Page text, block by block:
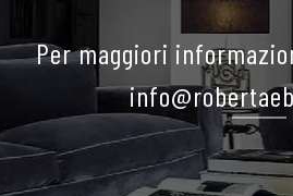
Per maggiori